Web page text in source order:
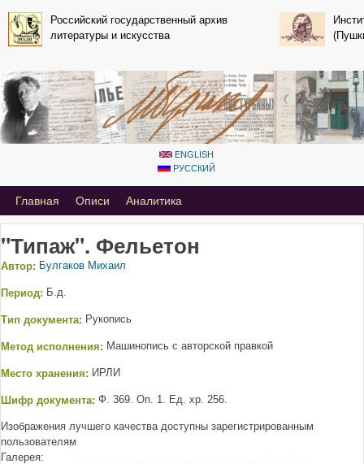
Перейти к основному
содержанию
Российский государственный архив
литературы и искусства
ENGLISH
РУССКИЙ
Primary_tsvetaeva for Mihail Bulgakov
Главная Описи Аналитика
"Типаж". Фельетон
Автор: Булгаков Михаил
Период: Б.д.
Тип документа: Рукопись
Метод исполнения: Машинопись с авторской правкой
Место хранения: ИРЛИ
Шифр документа: Ф. 369. Оп. 1. Ед. хр. 256.
Изображения лучшего качества доступны зарегистрированным
пользователям
Галерея: